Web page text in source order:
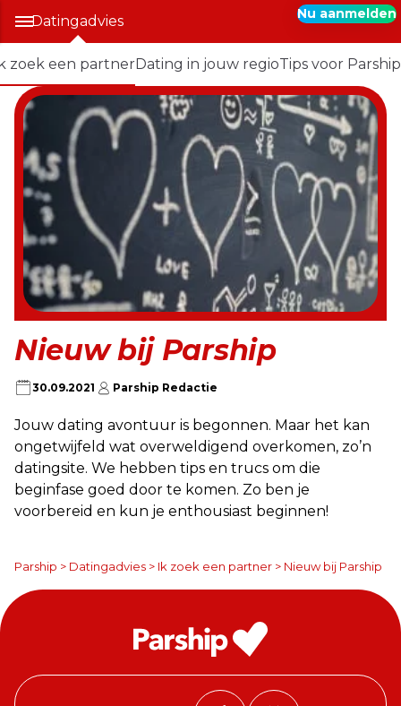
Datingadvies
zoek een partnerDating in jouw regioTips voor Parship
Nu aanmelden
Nieuw bij Parship
30.09.2021 Parship Redactie
Jouw dating avontuur is begonnen. Maar het kan
ongetwijfeld wat overweldigend overkomen, zo’n
datingsite. We hebben tips en trucs om die
beginfase goed door te komen. Zo ben je
voorbereid en kun je enthousiast beginnen!
Parship > Datingadvies > Ik zoek een partner > Nieuw bij Parship